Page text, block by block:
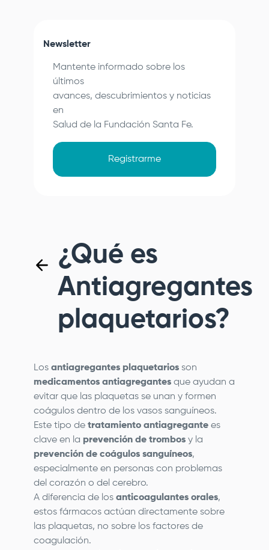
Newsletter
Mantente informado sobre los
últimos
avances, descubrimientos y noticias
en
Salud de la Fundación Santa Fe.
Registrarme
¿Qué es
Antiagregantes
plaquetarios?
Los antiagregantes plaquetarios son
medicamentos antiagregantes que ayudan a
evitar que las plaquetas se unan y formen
coágulos dentro de los vasos sanguíneos.
Este tipo de tratamiento antiagregante es
clave en la prevención de trombos y la
prevención de coágulos sanguíneos,
especialmente en personas con problemas
del corazón o del cerebro.
A diferencia de los anticoagulantes orales,
estos fármacos actúan directamente sobre
las plaquetas, no sobre los factores de
coagulación.